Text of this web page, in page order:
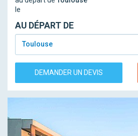
le
AU DÉPART DE
Toulouse
DEMANDER UN DEVIS